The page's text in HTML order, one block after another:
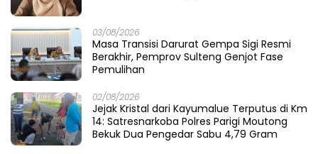
03/08/2026
Masa Transisi Darurat Gempa Sigi Resmi
Berakhir, Pemprov Sulteng Genjot Fase
Pemulihan
02/08/2026
Jejak Kristal dari Kayumalue Terputus di Km
14: Satresnarkoba Polres Parigi Moutong
Bekuk Dua Pengedar Sabu 4,79 Gram